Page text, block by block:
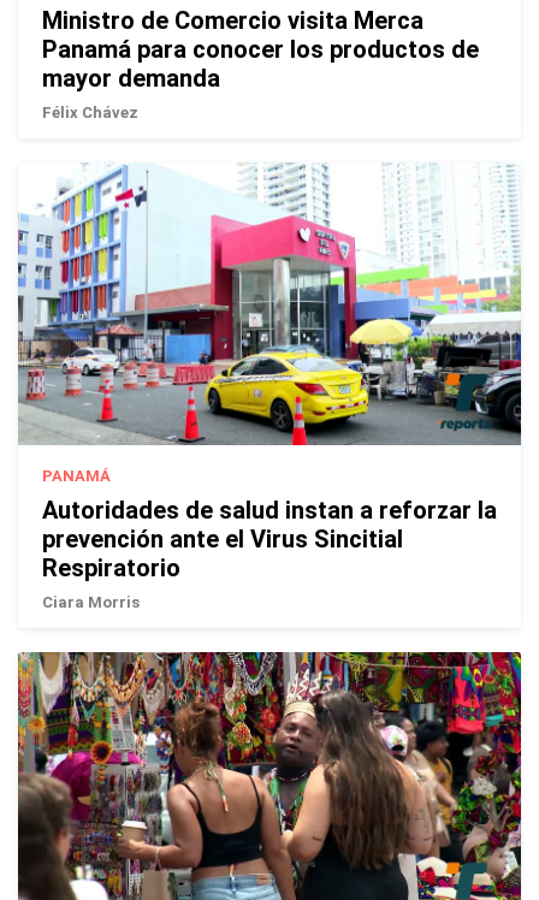
Ministro de Comercio visita Merca
Panamá para conocer los productos de
mayor demanda
Félix Chávez
PANAMÁ
Autoridades de salud instan a reforzar la
prevención ante el Virus Sincitial
Respiratorio
Ciara Morris